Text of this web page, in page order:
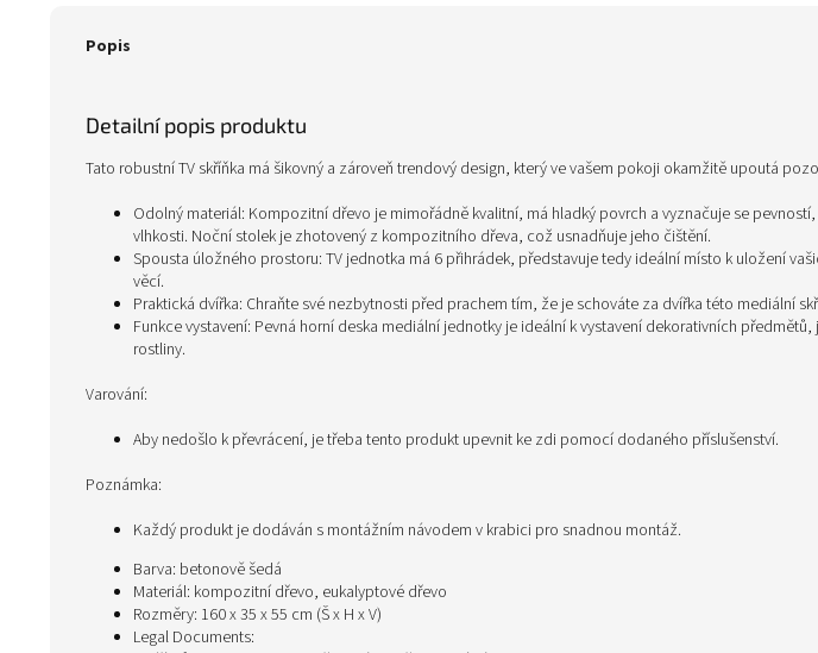
Popis
Detailní popis produktu
Tato robustní TV skříňka má šikovný a zároveň trendový design, který ve vašem pokoji okamžitě upoutá
Odolný materiál: Kompozitní dřevo je mimořádně kvalitní, má hladký povrch a vyznačuje se
vlhkosti. Noční stolek je zhotovený z kompozitního dřeva, což usnadňuje jeho čištění.
Spousta úložného prostoru: TV jednotka má 6 přihrádek, představuje tedy ideální místo k uložení
věcí.
Praktická dvířka: Chraňte své nezbytnosti před prachem tím, že je schováte za dvířka této mediální
Funkce vystavení: Pevná horní deska mediální jednotky je ideální k vystavení dekorativních
rostliny.
Varování:
Aby nedošlo k převrácení, je třeba tento produkt upevnit ke zdi pomocí dodaného příslušenství.
Poznámka:
Každý produkt je dodáván s montážním návodem v krabici pro snadnou montáž.
Barva: betonově šedá
Materiál: kompozitní dřevo, eukalyptové dřevo
Rozměry: 160 x 35 x 55 cm (Š x H x V)
Legal Documents: